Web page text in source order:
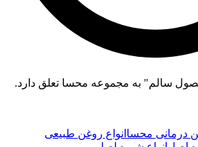
سالم" به مجموعه محسا تعلق دارد.
انواع روغن طبیعی